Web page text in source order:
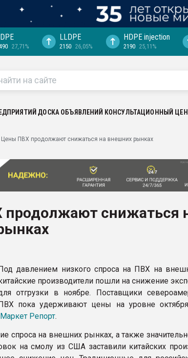
для
27,71%
LLDPE
2150 26,05%
HDPE injection
2190 25,11%
ДОСКА ОБЪЯВЛЕНИЙ КОНСУЛЬТАЦИОННЫЙ
Цены ПВХ продолжают снижаться на внешних рынках
снижаться
Под давлением низкого спроса на ПВХ на
производители пошли на снижение
отгрузки в ноябре. Поставщики
ПВХ пока удерживают цены на уровне
Маркет Репорт.
спроса на внешних рынках, а также
на смолу из США заставили китайских